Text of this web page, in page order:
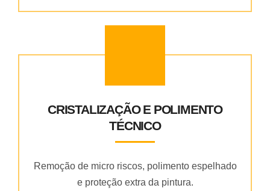
CRISTALIZAÇÃO E POLIMENTO
TÉCNICO
Remoção de micro riscos, polimento espelhado
e proteção extra da pintura.